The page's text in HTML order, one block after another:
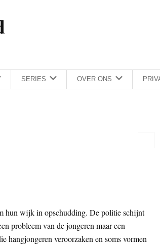
SERIES OVER ONS
hun wijk in opschudding. De politie schijnt
probleem van de jongeren maar een
hangjongeren veroorzaken en soms vormen